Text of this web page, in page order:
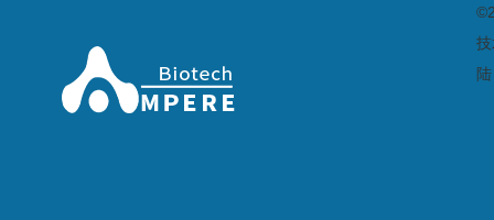
陆